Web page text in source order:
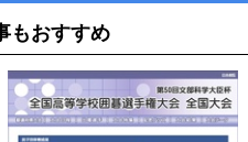
もおすすめ